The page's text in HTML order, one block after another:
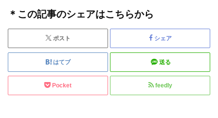
＊この記事のシェアはこちらから
ポスト シェア
はてブ 送る
Pocket feedly